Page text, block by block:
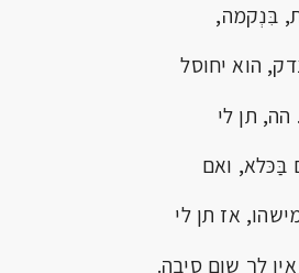
בִּנְקמה,
הוא יחוסל
תן לי
ואם
אז תן לי
לך שום סיבה.